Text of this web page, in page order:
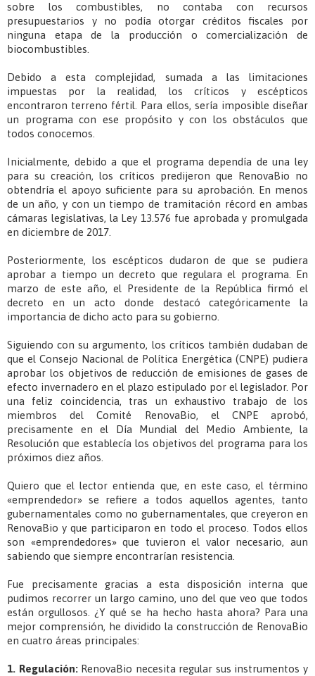
sobre los combustibles, no contaba con recursos
presupuestarios y no podía otorgar créditos fiscales por
ninguna etapa de la producción o comercialización de
biocombustibles.
Debido a esta complejidad, sumada a las limitaciones
impuestas por la realidad, los críticos y escépticos
encontraron terreno fértil. Para ellos, sería imposible diseñar
un programa con ese propósito y con los obstáculos que
todos conocemos.
Inicialmente, debido a que el programa dependía de una ley
para su creación, los críticos predijeron que RenovaBio no
obtendría el apoyo suficiente para su aprobación. En menos
de un año, y con un tiempo de tramitación récord en ambas
cámaras legislativas, la Ley 13.576 fue aprobada y promulgada
en diciembre de 2017.
Posteriormente, los escépticos dudaron de que se pudiera
aprobar a tiempo un decreto que regulara el programa. En
marzo de este año, el Presidente de la República firmó el
decreto en un acto donde destacó categóricamente la
importancia de dicho acto para su gobierno.
Siguiendo con su argumento, los críticos también dudaban de
que el Consejo Nacional de Política Energética (CNPE) pudiera
aprobar los objetivos de reducción de emisiones de gases de
efecto invernadero en el plazo estipulado por el legislador. Por
una feliz coincidencia, tras un exhaustivo trabajo de los
miembros del Comité RenovaBio, el CNPE aprobó,
precisamente en el Día Mundial del Medio Ambiente, la
Resolución que establecía los objetivos del programa para los
próximos diez años.
Quiero que el lector entienda que, en este caso, el término
«emprendedor» se refiere a todos aquellos agentes, tanto
gubernamentales como no gubernamentales, que creyeron en
RenovaBio y que participaron en todo el proceso. Todos ellos
son «emprendedores» que tuvieron el valor necesario, aun
sabiendo que siempre encontrarían resistencia.
Fue precisamente gracias a esta disposición interna que
pudimos recorrer un largo camino, uno del que veo que todos
están orgullosos. ¿Y qué se ha hecho hasta ahora? Para una
mejor comprensión, he dividido la construcción de RenovaBio
en cuatro áreas principales:
1. Regulación:RenovaBio necesita regular sus instrumentos y